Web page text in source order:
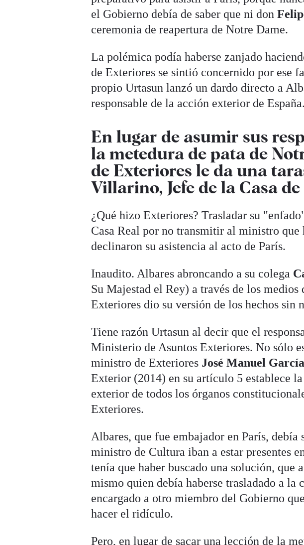
el Gobierno debía de saber que ni don
ceremonia de reapertura de Notre Dame.
La polémica podía haberse zanjado
de Exteriores se sintió concernido por ese
propio Urtasun lanzó un dardo directo a
responsable de la acción exterior de España.
En lugar de asumir sus
la metedura de pata de
de Exteriores le da una
Villarino, Jefe de la Casa
¿Qué hizo Exteriores? Trasladar su
Casa Real por no transmitir al ministro
declinaron su asistencia al acto de París.
Inaudito. Albares abroncando a su colega
Su Majestad el Rey) a través de los
Exteriores dio su versión de los hechos sin
Tiene razón Urtasun al decir que el
Ministerio de Asuntos Exteriores. No sólo
ministro de Exteriores José Manuel
Exterior (2014) en su artículo 5 establece
exterior de todos los órganos
Exteriores.
Albares, que fue embajador en París, debía
ministro de Cultura iban a estar presentes
tenía que haber buscado una solución, que
mismo quien debía haberse trasladado a la
encargado a otro miembro del Gobierno
hacer el ridículo.
Pero, en lugar de sacar una lección de la